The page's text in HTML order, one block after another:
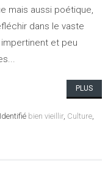
mais aussi poétique,
dans le vaste
et peu
PLUS
Identifié bien vieillir, Culture,